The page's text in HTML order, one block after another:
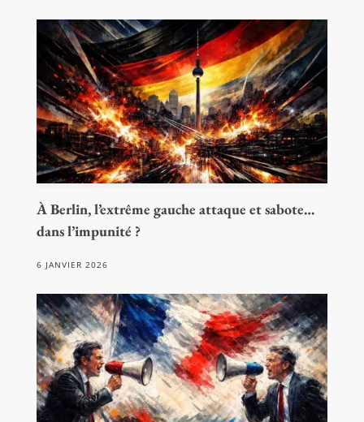
À Berlin, l’extrême gauche attaque et sabote…
dans l’impunité ?
6 JANVIER 2026